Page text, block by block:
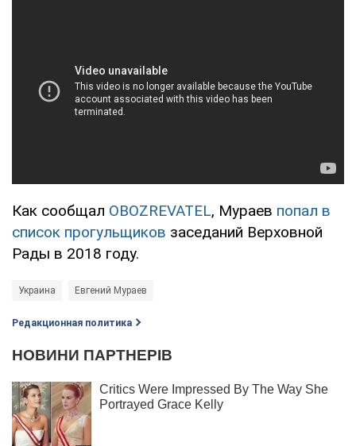
Как сообщал OBOZREVATEL, Мураев попал в
список прогульщиков заседаний Верховной
Рады в 2018 году.
Украина Евгений Мураев
Редакционная политика